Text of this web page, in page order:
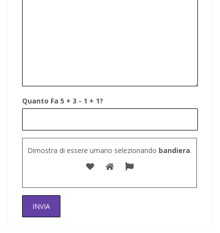
Quanto Fa 5 + 3 - 1 + 1?
Dimostra di essere umano selezionando bandiera.